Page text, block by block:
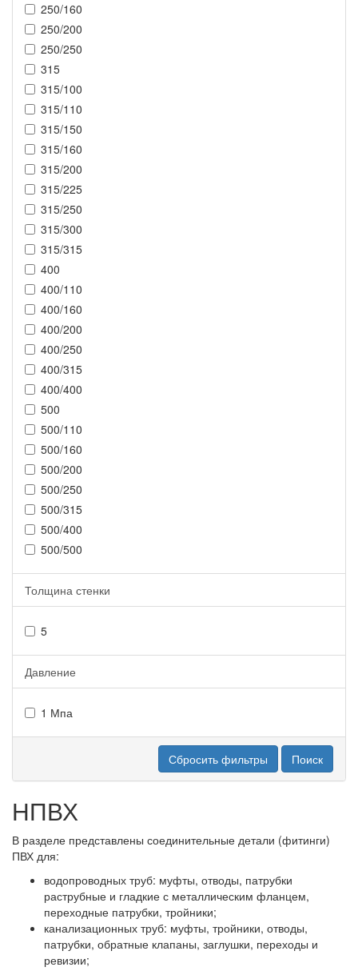
250/160
250/200
250/250
315
315/100
315/110
315/150
315/160
315/200
315/225
315/250
315/300
315/315
400
400/110
400/160
400/200
400/250
400/315
400/400
500
500/110
500/160
500/200
500/250
500/315
500/400
500/500
Толщина стенки
5
Давление
1 Мпа
Сбросить фильтры Поиск
НПВХ
В разделе представлены соединительные детали (фитинги)
ПВХ для:
водопроводных труб: муфты, отводы, патрубки
раструбные и гладкие с металлическим фланцем,
переходные патрубки, тройники;
канализационных труб: муфты, тройники, отводы,
патрубки, обратные клапаны, заглушки, переходы и
ревизии;